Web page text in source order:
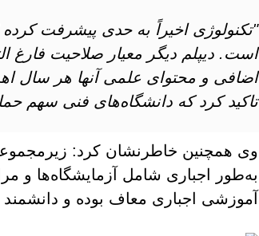
"تکنولوژی اخیراً به حدی پیشرفت
است. دیپلم دیگر معیار صلاحیت فارغ
اضافی و محتوای علمی آنها هر سال
تاکید کرد که دانشگاه‌های فنی سهم
وی همچنین خاطرنشان کرد:
به‌طور اجباری شامل آزمایشگاه‌ها و
آموزشی اجباری معاف بوده و